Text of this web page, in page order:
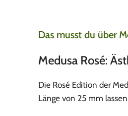
Das musst du über
Medusa Rosé:
Die Rosé Edition der
Länge von 25 mm